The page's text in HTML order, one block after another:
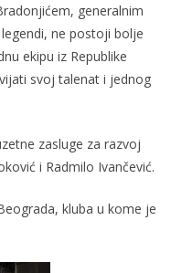
generalnim
ne postoji bolje
ekipu iz Republike
svoj talenat i jednog
zasluge za razvoj
i Radmilo Ivančević.
kluba u kome je